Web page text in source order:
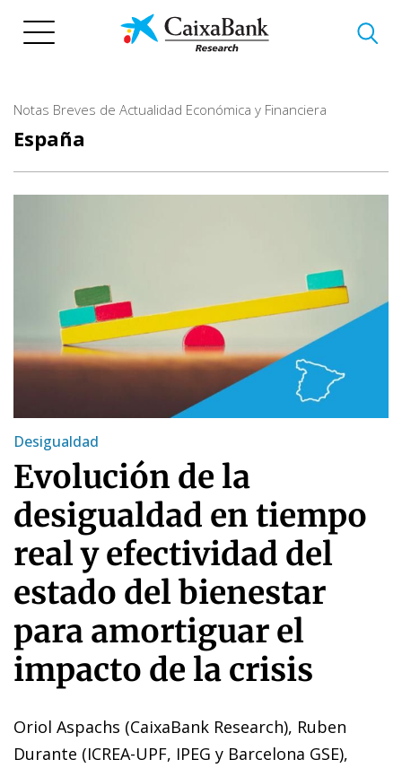
Notas Breves de Actualidad Económica y Financiera
España
Desigualdad
Evolución de la
desigualdad en tiempo
real y efectividad del
estado del bienestar
para amortiguar el
impacto de la crisis
Oriol Aspachs (CaixaBank Research), Ruben
Durante (ICREA-UPF, IPEG y Barcelona GSE),